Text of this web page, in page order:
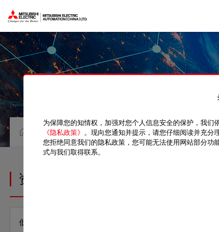
资料中心 CAD
资料中心
低压配电产品 / 低压断路器
为保障您的知情权，加强对您个人信息安全的保护，我
《隐私政策》 。现向您通知并提示，请您仔细阅读并充
您拒绝同意我们的隐私政策，您可能无法使用网站部分
式与我们取得联系。